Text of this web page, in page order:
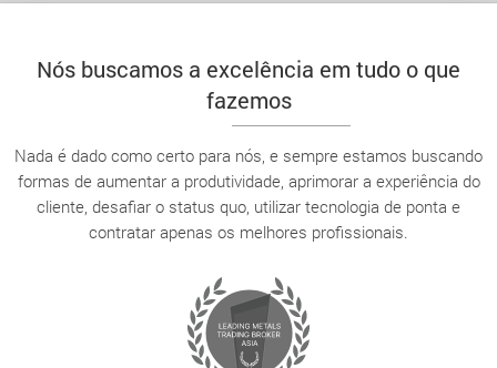
Nós buscamos a excelência em tudo o que
fazemos
Nada é dado como certo para nós, e sempre estamos buscando
formas de aumentar a produtividade, aprimorar a experiência do
cliente, desafiar o status quo, utilizar tecnologia de ponta e
contratar apenas os melhores profissionais.